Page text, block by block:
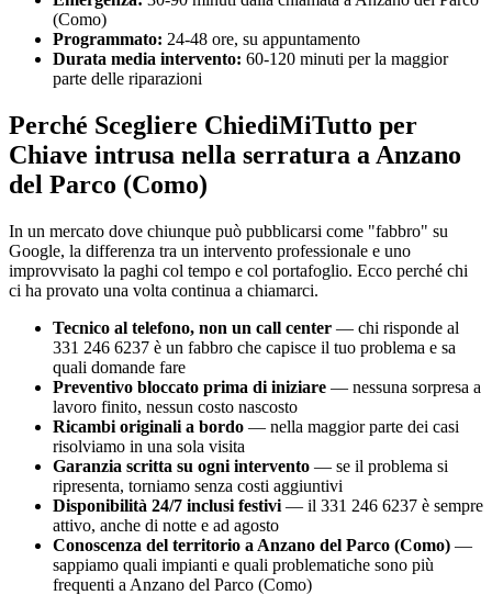
(Como)
Programmato: 24-48 ore, su appuntamento
Durata media intervento: 60-120 minuti per la maggior
parte delle riparazioni
Perché Scegliere ChiediMiTutto per
Chiave intrusa nella serratura a Anzano
del Parco (Como)
In un mercato dove chiunque può pubblicarsi come "fabbro" su
Google, la differenza tra un intervento professionale e uno
improvvisato la paghi col tempo e col portafoglio. Ecco perché chi
ci ha provato una volta continua a chiamarci.
Tecnico al telefono, non un call center — chi risponde al
331 246 6237 è un fabbro che capisce il tuo problema e sa
quali domande fare
Preventivo bloccato prima di iniziare — nessuna sorpresa a
lavoro finito, nessun costo nascosto
Ricambi originali a bordo — nella maggior parte dei casi
risolviamo in una sola visita
Garanzia scritta su ogni intervento — se il problema si
ripresenta, torniamo senza costi aggiuntivi
Disponibilità 24/7 inclusi festivi — il 331 246 6237 è sempre
attivo, anche di notte e ad agosto
Conoscenza del territorio a Anzano del Parco (Como) —
sappiamo quali impianti e quali problematiche sono più
frequenti a Anzano del Parco (Como)